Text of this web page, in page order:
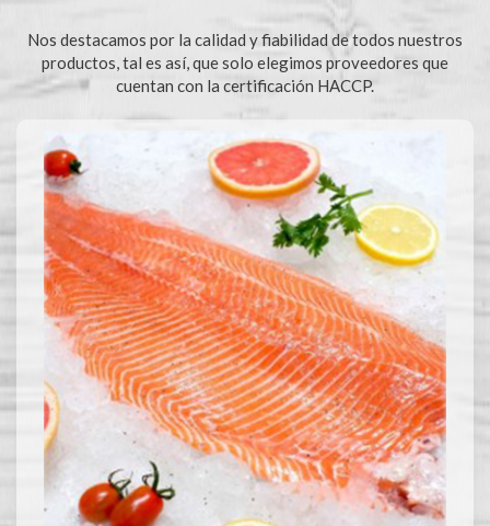
Nos destacamos por la calidad y fiabilidad de todos nuestros
productos, tal es así, que solo elegimos proveedores que
cuentan con la certificación HACCP.